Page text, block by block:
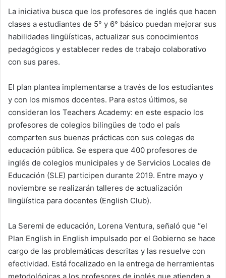
La iniciativa busca que los profesores de inglés que hacen
clases a estudiantes de 5° y 6° básico puedan mejorar sus
habilidades lingüísticas, actualizar sus conocimientos
pedagógicos y establecer redes de trabajo colaborativo
con sus pares.
El plan plantea implementarse a través de los estudiantes
y con los mismos docentes. Para estos últimos, se
consideran los Teachers Academy: en este espacio los
profesores de colegios bilingües de todo el país
comparten sus buenas prácticas con sus colegas de
educación pública. Se espera que 400 profesores de
inglés de colegios municipales y de Servicios Locales de
Educación (SLE) participen durante 2019. Entre mayo y
noviembre se realizarán talleres de actualización
lingüística para docentes (English Club).
La Seremi de educación, Lorena Ventura, señaló que “el
Plan English in English impulsado por el Gobierno se hace
cargo de las problemáticas descritas y las resuelve con
efectividad. Está focalizado en la entrega de herramientas